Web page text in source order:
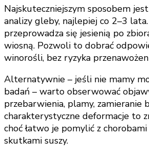
Najskuteczniejszym sposobem
analizy gleby, najlepiej co 2–3
przeprowadza się jesienią po
wiosną. Pozwoli to dobrać
winorośli, bez ryzyka
Alternatywnie – jeśli nie mamy
badań – warto obserwować
przebarwienia, plamy, zamieranie
charakterystyczne deformacje to
choć łatwo je pomylić z
skutkami suszy.